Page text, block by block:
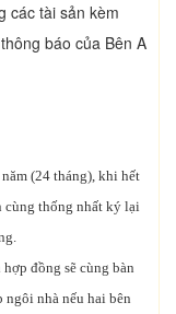
các tài sản kèm
báo của Bên A
(24 tháng), khi hết
cùng thống nhất ký lại
đồng sẽ cùng bàn
ngôi nhà nếu hai bên